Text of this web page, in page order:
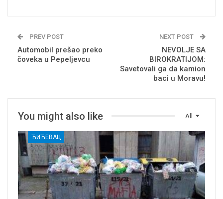
PREV POST
Automobil prešao preko
čoveka u Pepeljevcu
NEXT POST
NEVOLJE SA
BIROKRATIJOM:
Savetovali ga da kamion
baci u Moravu!
All
You might also like
ЋИЋЕВАЦ